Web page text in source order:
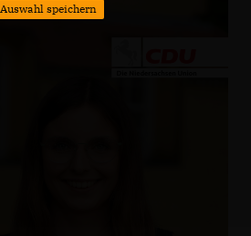
Auswahl speichern